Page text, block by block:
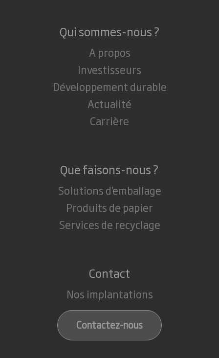
Qui sommes-nous ?
A propos
Investisseurs
Développement durable
Actualité
Carrière
Que faisons-nous ?
Solutions d'emballage
Produits de papier
Services de recyclage
Contact
Nos implantations
Contactez-nous